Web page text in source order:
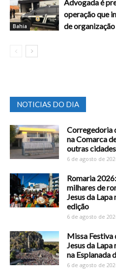
Bahia
Advogada é
operação que
de
NOTICIAS DO DIA
Corregedoria
na Comarca
outras
6 de agosto de
Romaria
milhares de
Jesus da
edição
6 de agosto de
Missa Festiva
Jesus da
na Esplanada
6 de agosto de